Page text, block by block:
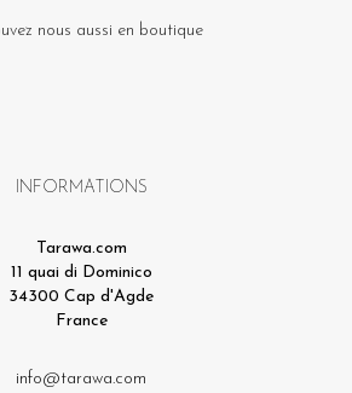
nous aussi en boutique
INFORMATIONS
Tarawa.com
11 quai di Dominico
34300 Cap d'Agde
France
info@tarawa.com